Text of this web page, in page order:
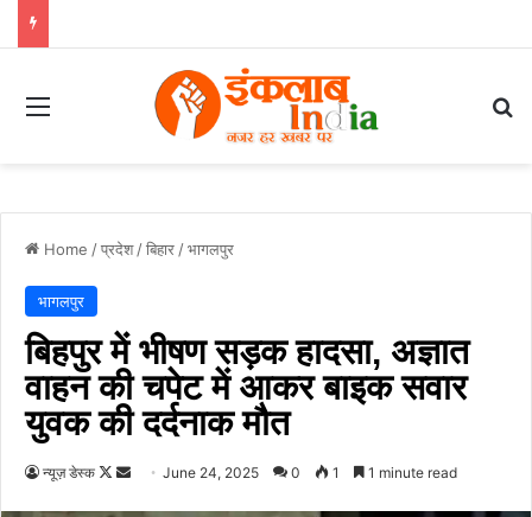
Menu
Home /प्रदेश /बिहार /भागलपुर
भागलपुर
बिहपुर में भीषण सड़क हादसा, अज्ञात
वाहन की चपेट में आकर बाइक सवार
युवक की दर्दनाक मौत
न्यूज़ डेस्क
Follow
Send June 24, 2025 0 1 1 minute read